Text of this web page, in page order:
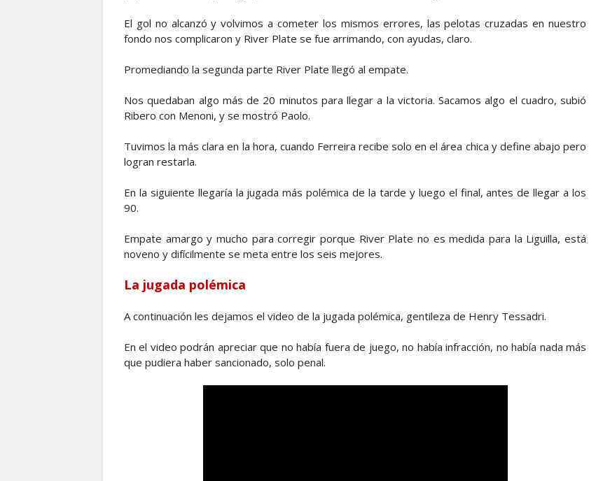
El gol no alcanzó y volvimos a cometer los mismos errores, las pelotas cruzadas en nuestro
fondo nos complicaron y River Plate se fue arrimando, con ayudas, claro.
Promediando la segunda parte River Plate llegó al empate.
Nos quedaban algo más de 20 minutos para llegar a la victoria. Sacamos algo el cuadro, subió
Ribero con Menoni, y se mostró Paolo.
Tuvimos la más clara en la hora, cuando Ferreira recibe solo en el área chica y define abajo pero
logran restarla.
En la siguiente llegaría la jugada más polémica de la tarde y luego el final, antes de llegar a los
90.
Empate amargo y mucho para corregir porque River Plate no es medida para la Liguilla, está
noveno y difícilmente se meta entre los seis mejores.
La jugada polémica
A continuación les dejamos el video de la jugada polémica, gentileza de Henry Tessadri.
En el video podrán apreciar que no había fuera de juego, no había infracción, no había nada más
que pudiera haber sancionado, solo penal.